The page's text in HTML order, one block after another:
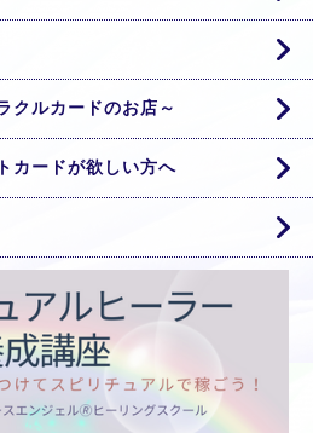
ルカードのお店～
カードが欲しい方へ